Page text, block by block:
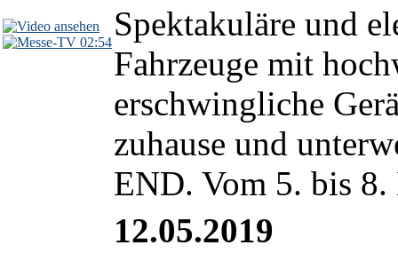
02:54 Spektakuläre und
Fahrzeuge mit
erschwingliche
zuhause und
END. Vom 5. bis
12.05.2019